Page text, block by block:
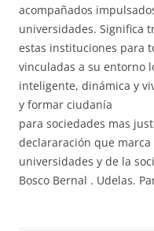
acompañados
universidades. Significa
estas instituciones para
vinculadas a su entorno
inteligente, dinámica y
y formar ciudanía
para sociedades mas
declararación que
universidades y de la
Bosco Bernal . Udelas.